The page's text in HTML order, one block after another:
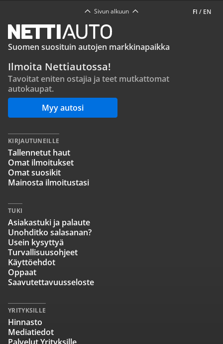
FI / EN
Sivun alkuun
Suomen suosituin autojen markkinapaikka
Ilmoita Nettiautossa!
Tavoitat eniten ostajia ja teet mutkattomat
autokaupat.
Myy autosi
KIRJAUTUNEILLE
Tallennetut haut
Omat ilmoitukset
Omat suosikit
Mainosta ilmoitustasi
TUKI
Asiakastuki ja palaute
Unohditko salasanan?
Usein kysyttyä
Turvallisuusohjeet
Käyttöehdot
Oppaat
Saavutettavuusseloste
YRITYKSILLE
Hinnasto
Mediatiedot